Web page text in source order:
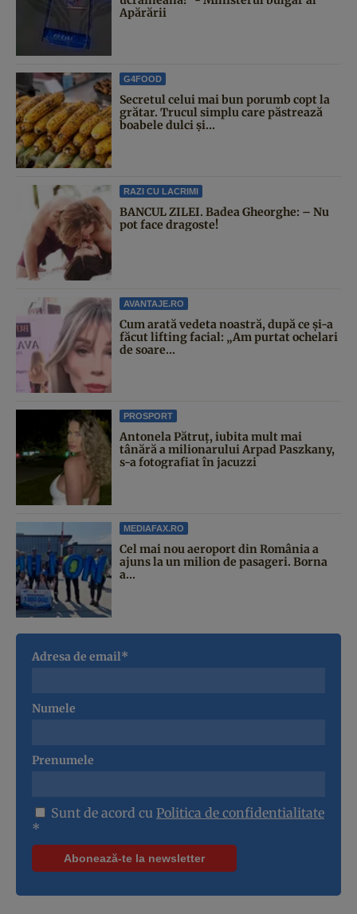
Apărării
G4FOOD
Secretul celui mai bun porumb copt la
grătar. Trucul simplu care păstrează
boabele dulci și...
RAZI CU LACRIMI
BANCUL ZILEI. Badea Gheorghe: – Nu
pot face dragoste!
AVANTAJE.RO
Cum arată vedeta noastră, după ce și-a
făcut lifting facial: „Am purtat ochelari
de soare...
PROSPORT
Antonela Pătruț, iubita mult mai
tânără a milionarului Arpad Paszkany,
s-a fotografiat în jacuzzi
MEDIAFAX.RO
Cel mai nou aeroport din România a
ajuns la un milion de pasageri. Borna
a...
Adresa de email*
Numele
Prenumele
Sunt de acord cu Politica de confidentialitate
*